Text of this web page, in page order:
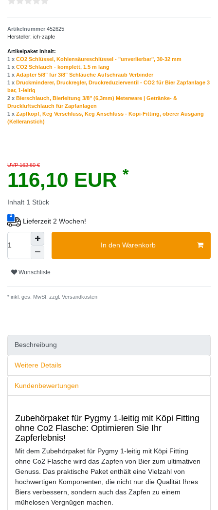
Artikelnummer 452625
Hersteller: ich-zapfe
Artikelpaket Inhalt:
1 x CO2 Schlüssel, Kohlensäureschlüssel - "unverlierbar", 30-32 mm
1 x CO2 Schlauch - komplett, 1.5 m lang
1 x Adapter 5/8" für 3/8" Schläuche Aufschraub Verbinder
1 x Druckminderer, Druckregler, Druckreduzierventil - CO2 für Bier Zapfanlage 3
bar, 1-leitig
2 x Bierschlauch, Bierleitung 3/8" (6,3mm) Meterware | Getränke- &
Druckluftschlauch für Zapfanlagen
1 x Zapfkopf, Keg Verschluss, Keg Anschluss - Köpi-Fitting, oberer Ausgang
(Kelleranstich)
UVP 162,60 €
116,10 EUR *
Inhalt 1 Stück
Lieferzeit 2 Wochen!
In den Warenkorb
Wunschliste
* inkl. ges. MwSt. zzgl. Versandkosten
Beschreibung
Weitere Details
Kundenbewertungen
Zubehörpaket für Pygmy 1-leitig mit Köpi Fitting
ohne Co2 Flasche: Optimieren Sie Ihr
Zapferlebnis!
Mit dem Zubehörpaket für Pygmy 1-leitig mit Köpi Fitting
ohne Co2 Flasche wird das Zapfen von Bier zum ultimativen
Genuss. Das praktische Paket enthält eine Vielzahl von
hochwertigen Komponenten, die nicht nur die Qualität Ihres
Biers verbessern, sondern auch das Zapfen zu einem
mühelosen Vergnügen machen.